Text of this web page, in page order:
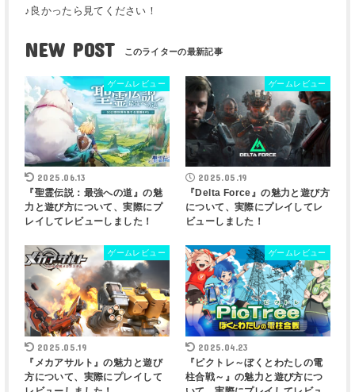
♪良かったら見てください！
NEW POST
ゲームレビュー
2025.06.13
『聖霊伝説：最強への道』の魅
力と遊び方について、実際にプ
レイしてレビューしました！
ゲームレビュー
2025.05.19
『Delta Force』の魅力と遊び方
について、実際にプレイしてレ
ビューしました！
ゲームレビュー
2025.05.19
『メカアサルト』の魅力と遊び
方について、実際にプレイして
ゲームレビュー
2025.04.23
『ピクトレ～ぼくとわたしの電
柱合戦～』の魅力と遊び方につ